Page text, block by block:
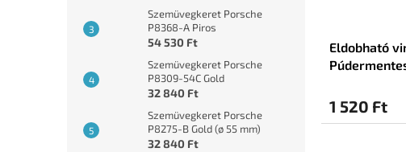
Szemüvegkeret Porsche
P8368-A Piros
54 530 Ft
Szemüvegkeret Porsche
P8309-54C Gold
32 840 Ft
Szemüvegkeret Porsche
P8275-B Gold (ø 55 mm)
32 840 Ft
Eldobható
1 520 Ft